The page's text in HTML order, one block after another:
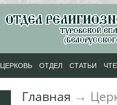
ЦЕРКОВЬ ОТДЕЛ СТАТЬИ
Главная →